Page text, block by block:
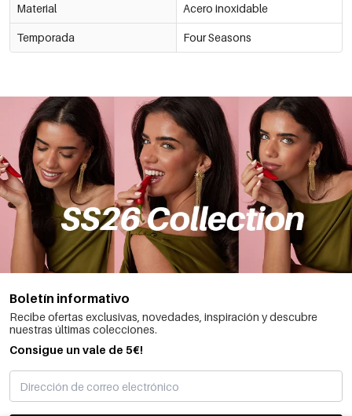
Material Acero inoxidable
Temporada Four Seasons
Boletín informativo
Recibe ofertas exclusivas, novedades, inspiración y descubre
nuestras últimas colecciones.
Consigue un vale de 5€!